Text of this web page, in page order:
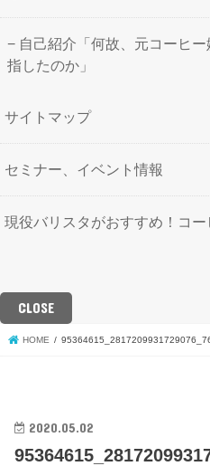
自己紹介「何故、元コーヒ
指したのか」
サイトマップ
セミナー、イベント情報
現役バリスタがおすすめ！コー
CLOSE
HOME
2020.05.02